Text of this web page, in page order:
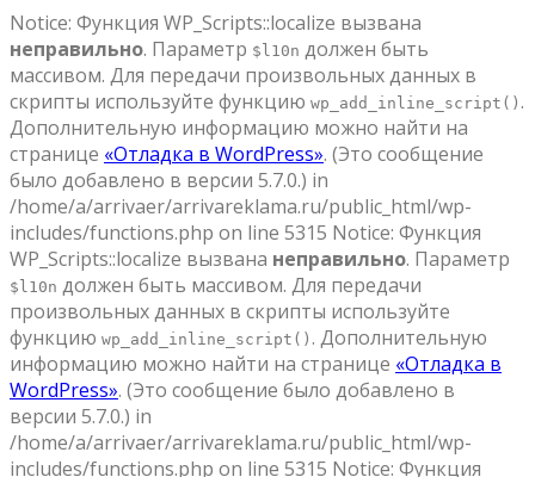
Notice: Функция WP_Scripts::localize вызвана
неправильно. Параметр $l10n должен быть
массивом. Для передачи произвольных данных в
скрипты используйте функцию wp_add_inline_script() .
Дополнительную информацию можно найти на
странице «Отладка в WordPress». (Это сообщение
было добавлено в версии 5.7.0.) in
/home/a/arrivaer/arrivareklama.ru/public_html/wp-
includes/functions.php on line 5315 Notice: Функция
WP_Scripts::localize вызвана неправильно. Параметр
$l10n должен быть массивом. Для передачи
произвольных данных в скрипты используйте
функцию wp_add_inline_script() . Дополнительную
информацию можно найти на странице «Отладка в
WordPress». (Это сообщение было добавлено в
версии 5.7.0.) in
/home/a/arrivaer/arrivareklama.ru/public_html/wp-
includes/functions.php on line 5315 Notice: Функция